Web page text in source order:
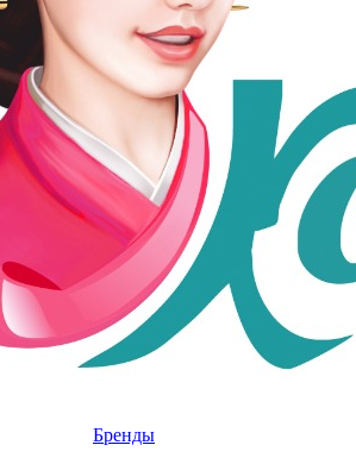
Бренды